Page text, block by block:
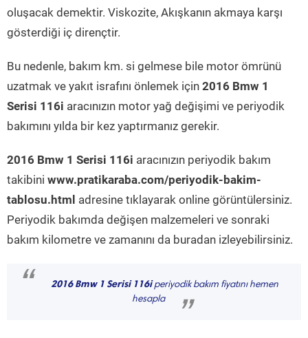
oluşacak demektir. Viskozite, Akışkanın akmaya karşı
gösterdiği iç dirençtir.
Bu nedenle, bakım km. si gelmese bile motor ömrünü
uzatmak ve yakıt israfını önlemek için 2016 Bmw 1
Serisi 116i aracınızın motor yağ değişimi ve periyodik
bakımını yılda bir kez yaptırmanız gerekir.
2016 Bmw 1 Serisi 116i aracınızın periyodik bakım
takibini www.pratikaraba.com/periyodik-bakim-
tablosu.html adresine tıklayarak online görüntülersiniz.
Periyodik bakımda değişen malzemeleri ve sonraki
bakım kilometre ve zamanını da buradan izleyebilirsiniz.
“ 2016 Bmw 1 Serisi 116iperiyodik bakım fiyatını hemen
hesapla
”